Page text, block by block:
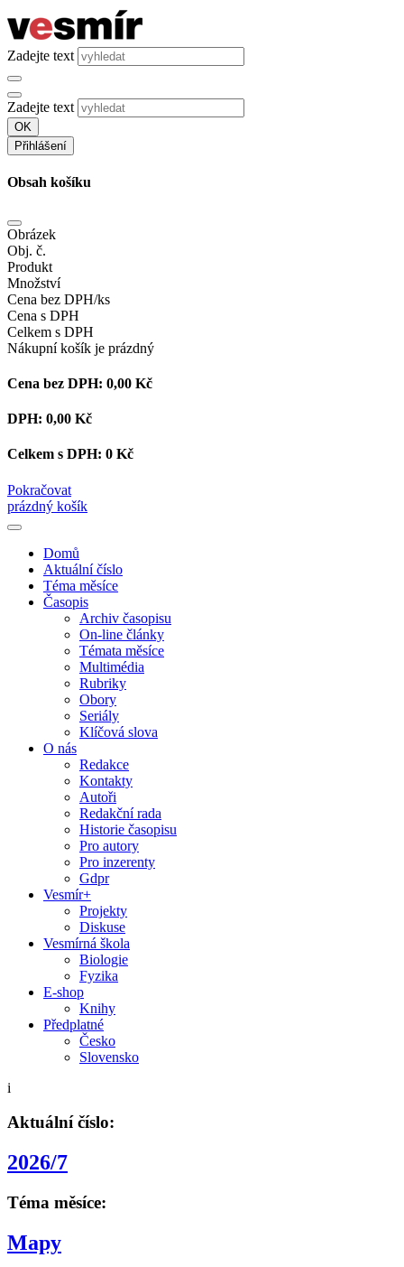
Zadejte text
Zadejte text
OK
Přihlášení
Obsah košíku
Obrázek
Obj. č.
Produkt
Množství
Cena bez DPH/ks
Cena s DPH
Celkem s DPH
Nákupní košík je prázdný
Cena bez DPH: 0,00 Kč
DPH: 0,00 Kč
Celkem s DPH: 0 Kč
Pokračovat
prázdný košík
Domů
Aktuální číslo
Téma měsíce
Časopis
Archiv časopisu
On-line články
Témata měsíce
Multimédia
Rubriky
Obory
Seriály
Klíčová slova
O nás
Redakce
Kontakty
Autoři
Redakční rada
Historie časopisu
Pro autory
Pro inzerenty
Gdpr
Vesmír+
Projekty
Diskuse
Vesmírná škola
Biologie
Fyzika
E-shop
Knihy
Předplatné
Česko
Slovensko
i
Aktuální číslo:
2026/7
Téma měsíce:
Mapy